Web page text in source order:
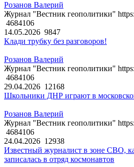
Розанов Валерий
Журнал "Вестник геополитики"
4684106
14.05.2026 9847
Клади трубку без разговоров!
Розанов Валерий
Журнал "Вестник геополитики"
4684106
29.04.2026 12168
Школьники ДНР играют в
Розанов Валерий
Журнал "Вестник геополитики"
4684106
24.04.2026 12938
Известный журналист в зоне СВО,
записалась в отряд космонавтов